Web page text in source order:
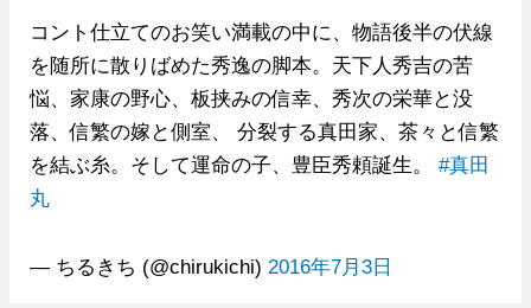
コント仕立てのお笑い満載の中に、物語後半の伏線
を随所に散りばめた秀逸の脚本。天下人秀吉の苦
悩、家康の野心、板挟みの信幸、秀次の栄華と没
落、信繁の嫁と側室、 分裂する真田家、茶々と信繁
を結ぶ糸。そして運命の子、豊臣秀頼誕生。 #真田
丸
— ちるきち (@chirukichi) 2016年7月3日